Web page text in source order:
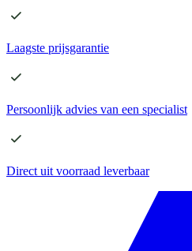
Laagste prijsgarantie
Persoonlijk advies van een specialist
Direct uit voorraad leverbaar